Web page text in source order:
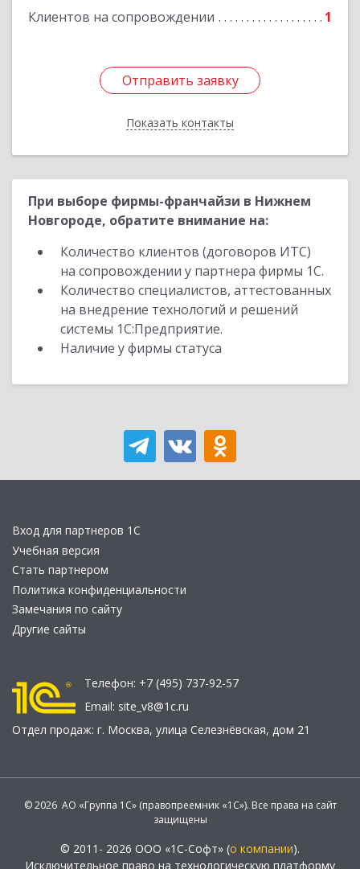
Клиентов на сопровождении 1
Отправить заявку
Показать контакты
Отправить заявку
Назад
При выборе фирмы-франчайзи в Нижнем
Новгороде, обратите внимание на:
Количество клиентов (договоров ИТС)
на сопровождении у партнера фирмы 1С.
Количество специалистов, аттестованных
на внедрение технологий и решений
системы 1С:Предприятие.
Наличие у фирмы статуса
Вход для партнеров 1С
Учебная версия
Стать партнером
Политика конфиденциальности
Замечания по сайту
Другие сайты
Телефон: +7 (495) 737-92-57
Email: site_v8@1c.ru
Отдел продаж: г. Москва, улица Селезнёвская, дом 21
© 2026 АО «Группа 1С» (правопреемник «1С»). Все права на сайт
защищены
© 2011- 2026 ООО «1С-Софт» (о компании).
Исключительное право на технологическую платформу